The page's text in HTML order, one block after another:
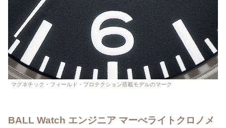
マグネチック・フィールド・プロテクション搭載モデルのマーク
BALL Watch エンジニア マーべライトクロノメ